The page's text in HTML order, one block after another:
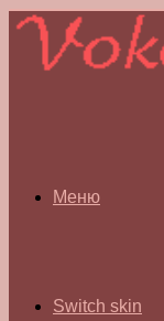
Меню
Switch skin